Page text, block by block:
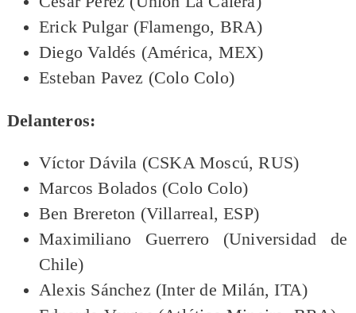
Erick Pulgar (Flamengo, BRA)
Diego Valdés (América, MEX)
Esteban Pavez (Colo Colo)
Delanteros:
Víctor Dávila (CSKA Moscú, RUS)
Marcos Bolados (Colo Colo)
Ben Brereton (Villarreal, ESP)
Maximiliano Guerrero (Universidad de
Chile)
Alexis Sánchez (Inter de Milán, ITA)